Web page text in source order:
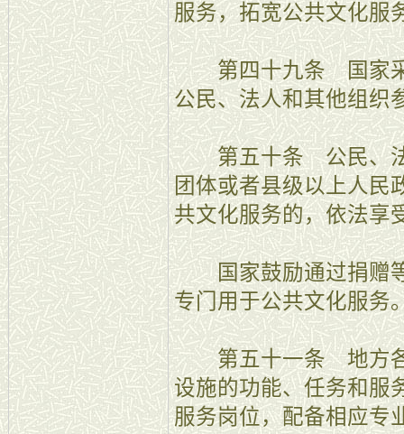
服务，拓宽公共文化服
第四十九条 国家采
公民、法人和其他组织
第五十条 公民、法
团体或者县级以上人民
共文化服务的，依法享
国家鼓励通过捐赠等
专门用于公共文化服务
第五十一条 地方各
设施的功能、任务和服
服务岗位，配备相应专